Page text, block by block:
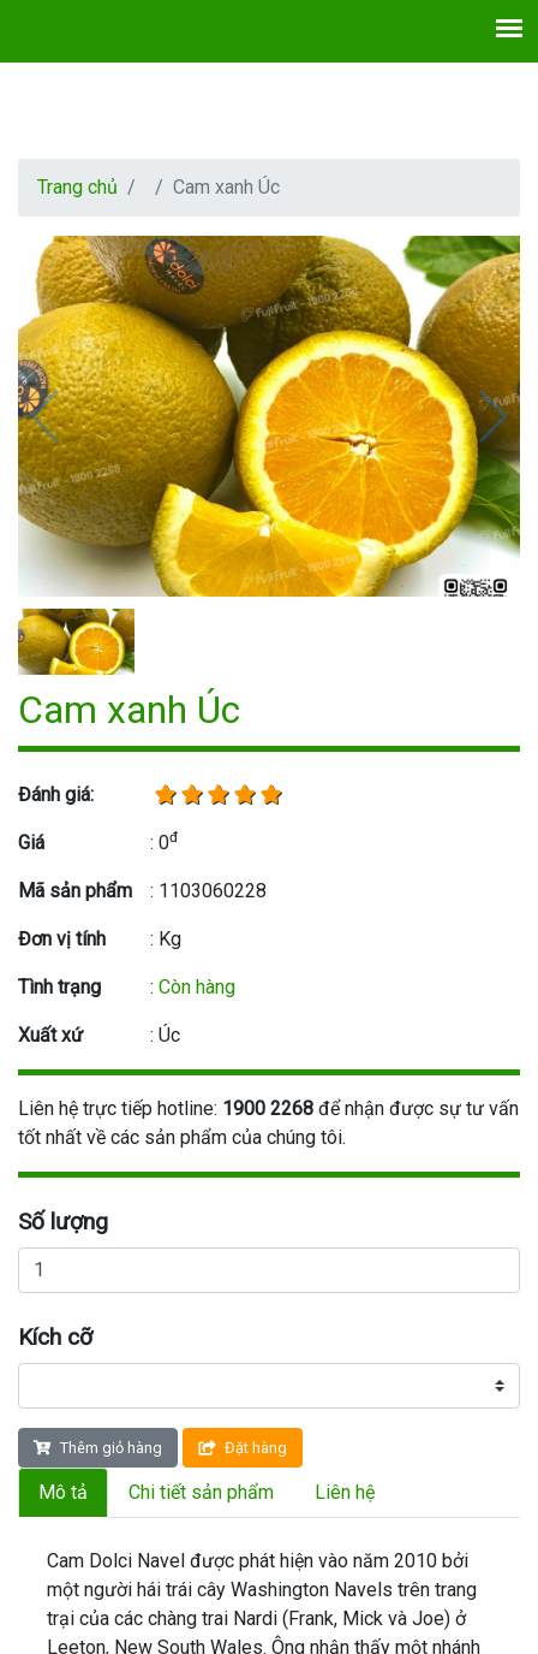
Trang chủ Cam xanh Úc
Cam xanh Úc
Đánh giá:
Giá : 0đ
Mã sản phẩm : 1103060228
Đơn vị tính : Kg
Tình trạng : Còn hàng
Xuất xứ : Úc
Liên hệ trực tiếp hotline: 1900 2268 để nhận được sự tư vấn
tốt nhất về các sản phẩm của chúng tôi.
Số lượng
Kích cỡ
Thêm giỏ hàng Đặt hàng
Mô tả Chi tiết sản phẩm Liên hệ
Cam Dolci Navel được phát hiện vào năm 2010 bởi
một người hái trái cây Washington Navels trên trang
trại của các chàng trai Nardi (Frank, Mick và Joe) ở
Leeton, New South Wales. Ông nhận thấy một nhánh